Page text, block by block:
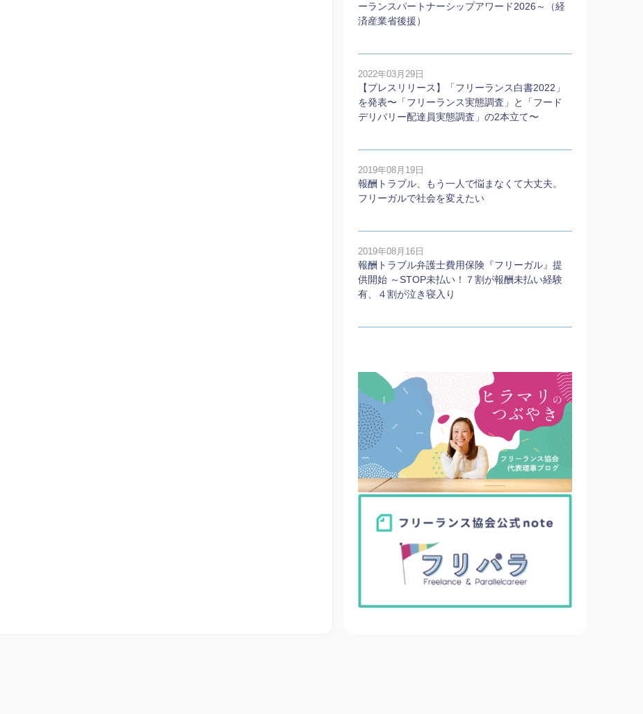
ーランスパートナーシップアワード2026～（経
済産業省後援）
2022年03月29日
【プレスリリース】「フリーランス白書2022」
を発表〜「フリーランス実態調査」と「フード
デリバリー配達員実態調査」の2本⽴て〜
2019年08月19日
報酬トラブル、もう一人で悩まなくて大丈夫。
フリーガルで社会を変えたい
2019年08月16日
報酬トラブル弁護士費用保険『フリーガル』提
供開始 ～STOP未払い！７割が報酬未払い経験
有、４割が泣き寝入り